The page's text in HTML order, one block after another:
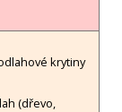
krytiny
(dřevo,